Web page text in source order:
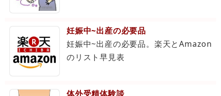
妊娠中~出産の必要品
妊娠中~出産の必要品。楽天とAmazon
のリスト早見表
体外受精体験談